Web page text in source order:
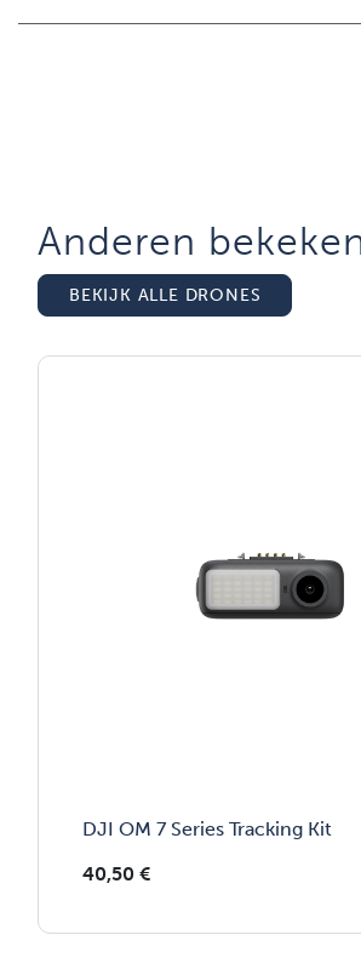
Anderen
BEKIJK ALLE DRONES
DJI OM 7 Series Tracking Kit
40,50 €